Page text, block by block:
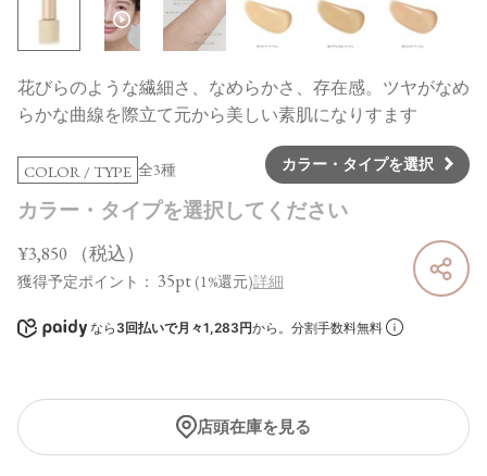
花びらのような繊細さ、なめらかさ、存在感。ツヤがなめ
らかな曲線を際立て元から美しい素肌になりすます
COLOR / TYPE 全3種 カラー・タイプを選択
カラー・タイプを選択してください
¥3,850 （税込）
獲得予定ポイント： 35pt (1%還元)詳細
なら 3回払いで月々1,283円から。分割手数料無料
店頭在庫を見る